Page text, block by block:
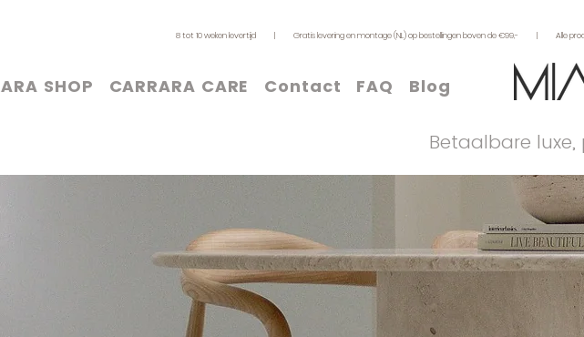
8 tot 10 weken levertijd | Gratis levering en montage (NL) op bestellingen boven de €99,- |
SHOP CARRARA CARE Contact FAQ Blog
Betaalbare luxe,